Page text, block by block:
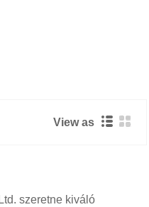
View as
szeretne kiváló